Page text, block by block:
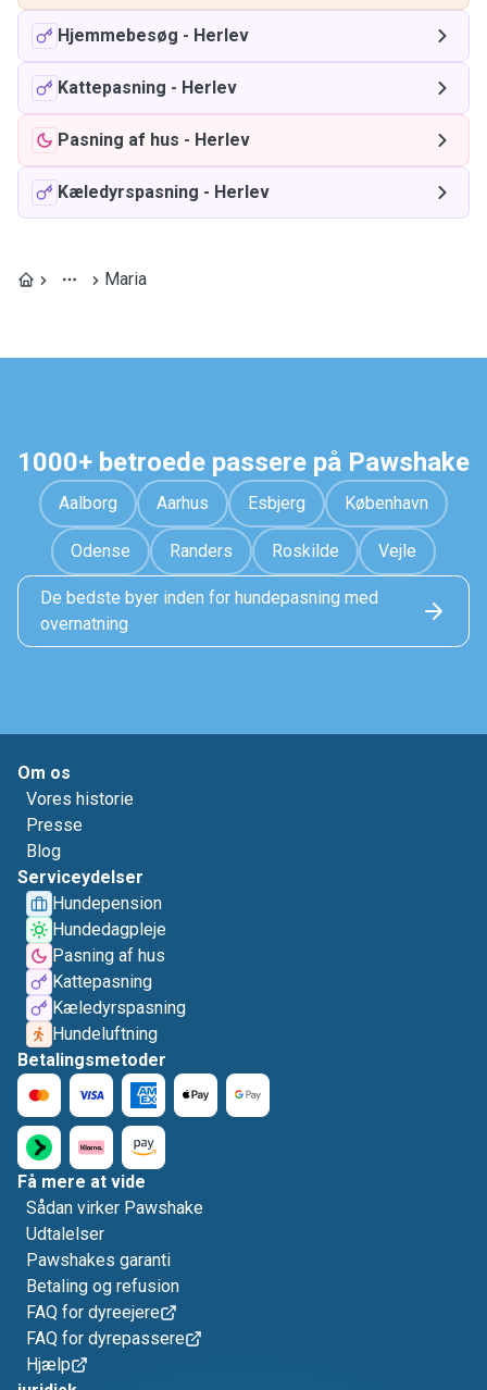
Hjemmebesøg - Herlev
Kattepasning - Herlev
Pasning af hus - Herlev
Kæledyrspasning - Herlev
Maria
1000+ betroede passere på Pawshake
Aalborg Aarhus Esbjerg København
Odense Randers Roskilde Vejle
De bedste byer inden for hundepasning med
overnatning
Om os
Vores historie
Presse
Blog
Serviceydelser
Hundepension
Hundedagpleje
Pasning af hus
Kattepasning
Kæledyrspasning
Hundeluftning
Betalingsmetoder
Få mere at vide
Sådan virker Pawshake
Udtalelser
Pawshakes garanti
Betaling og refusion
FAQ for dyreejere
FAQ for dyrepassere
Hjælp